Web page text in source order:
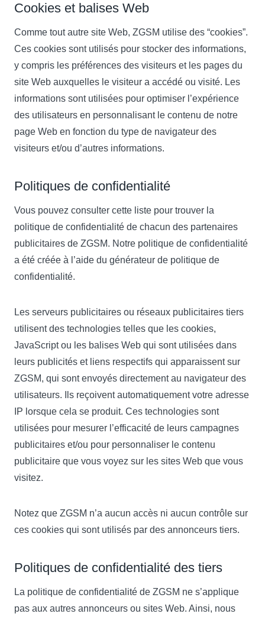
Cookies et balises Web
Comme tout autre site Web, ZGSM utilise des “cookies”.
Ces cookies sont utilisés pour stocker des informations,
y compris les préférences des visiteurs et les pages du
site Web auxquelles le visiteur a accédé ou visité. Les
informations sont utilisées pour optimiser l’expérience
des utilisateurs en personnalisant le contenu de notre
page Web en fonction du type de navigateur des
visiteurs et/ou d’autres informations.
Politiques de confidentialité
Vous pouvez consulter cette liste pour trouver la
politique de confidentialité de chacun des partenaires
publicitaires de ZGSM. Notre politique de confidentialité
a été créée à l’aide du générateur de politique de
confidentialité.
Les serveurs publicitaires ou réseaux publicitaires tiers
utilisent des technologies telles que les cookies,
JavaScript ou les balises Web qui sont utilisées dans
leurs publicités et liens respectifs qui apparaissent sur
ZGSM, qui sont envoyés directement au navigateur des
utilisateurs. Ils reçoivent automatiquement votre adresse
IP lorsque cela se produit. Ces technologies sont
utilisées pour mesurer l’efficacité de leurs campagnes
publicitaires et/ou pour personnaliser le contenu
publicitaire que vous voyez sur les sites Web que vous
visitez.
Notez que ZGSM n’a aucun accès ni aucun contrôle sur
ces cookies qui sont utilisés par des annonceurs tiers.
Politiques de confidentialité des tiers
La politique de confidentialité de ZGSM ne s’applique
pas aux autres annonceurs ou sites Web. Ainsi, nous